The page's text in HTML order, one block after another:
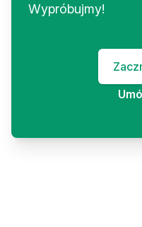
Wypróbujmy!